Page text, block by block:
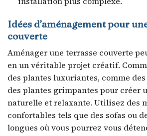
Idées d’aménagement pour
couverte
Aménager une terrasse couverte
en un véritable projet créatif.
des plantes luxuriantes, comme
des plantes grimpantes pour créer
naturelle et relaxante. Utilisez des
confortables tels que des sofas ou
longues où vous pourrez vous